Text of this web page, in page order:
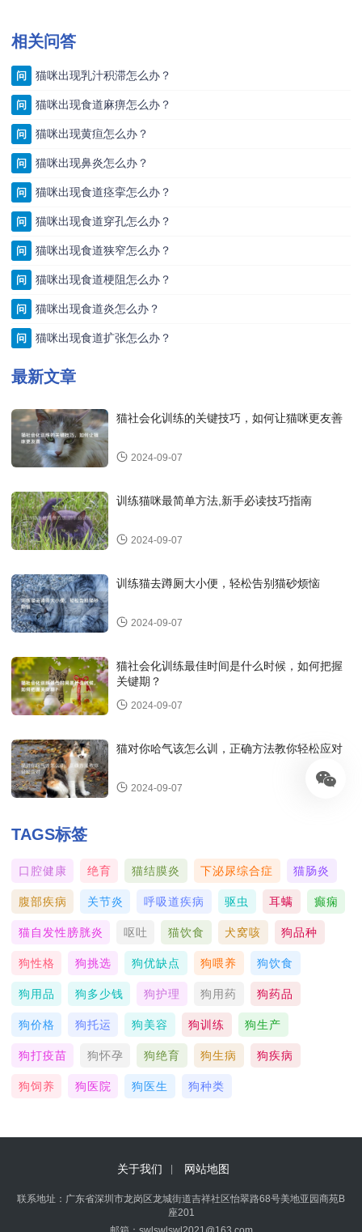
相关问答
问 猫咪出现乳汁积滞怎么办？
问 猫咪出现食道麻痹怎么办？
问 猫咪出现黄疸怎么办？
问 猫咪出现鼻炎怎么办？
问 猫咪出现食道痉挛怎么办？
问 猫咪出现食道穿孔怎么办？
问 猫咪出现食道狭窄怎么办？
问 猫咪出现食道梗阻怎么办？
问 猫咪出现食道炎怎么办？
问 猫咪出现食道扩张怎么办？
最新文章
猫社会化训练的关键技巧，如何让猫咪更友善
2024-09-07
训练猫咪最简单方法,新手必读技巧指南
2024-09-07
训练猫去蹲厕大小便，轻松告别猫砂烦恼
2024-09-07
猫社会化训练最佳时间是什么时候，如何把握
关键期？
2024-09-07
猫对你哈气该怎么训，正确方法教你轻松应对
2024-09-07
TAGS标签
口腔健康 绝育 猫结膜炎 下泌尿综合症 猫肠炎
腹部疾病 关节炎 呼吸道疾病 驱虫 耳螨 癫痫
猫自发性膀胱炎 呕吐 猫饮食 犬窝咳 狗品种
狗性格 狗挑选 狗优缺点 狗喂养 狗饮食
狗用品 狗多少钱 狗护理 狗用药 狗药品
狗价格 狗托运 狗美容 狗训练 狗生产
狗打疫苗 狗怀孕 狗绝育 狗生病 狗疾病
狗饲养 狗医院 狗医生 狗种类
关于我们 网站地图
联系地址：广东省深圳市龙岗区龙城街道吉祥社区怡翠路68号美地亚园商苑B
座201